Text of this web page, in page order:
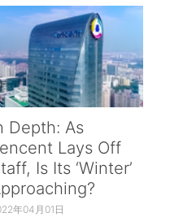
Depth: As
Lays Off
Is Its ‘Winter’
年04月01日